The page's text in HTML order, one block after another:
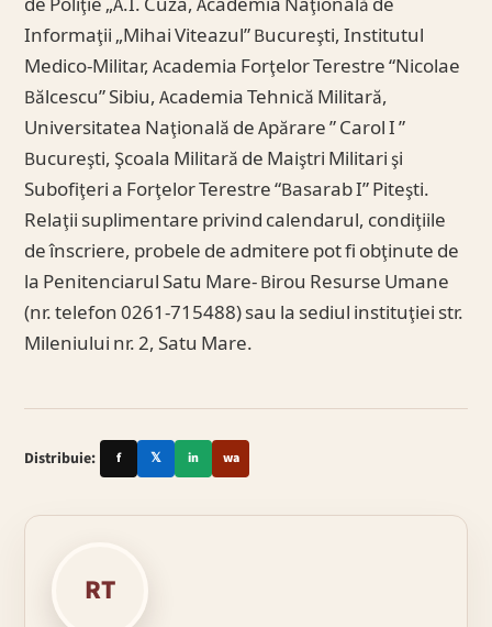
de Poliţie „A.I. Cuza, Academia Naţională de
Informaţii „Mihai Viteazul” Bucureşti, Institutul
Medico-Militar, Academia Forţelor Terestre “Nicolae
Bălcescu” Sibiu, Academia Tehnică Militară,
Universitatea Naţională de Apărare ” Carol I ”
Bucureşti, Şcoala Militară de Maiştri Militari şi
Subofiţeri a Forţelor Terestre “Basarab I” Piteşti.
Relaţii suplimentare privind calendarul, condiţiile
de înscriere, probele de admitere pot fi obţinute de
la Penitenciarul Satu Mare- Birou Resurse Umane
(nr. telefon 0261-715488) sau la sediul instituţiei str.
Mileniului nr. 2, Satu Mare.
Distribuie: f 𝕏 in wa
RT